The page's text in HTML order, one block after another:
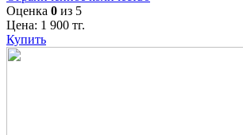
Оценка 0 из 5
Цена: 1 900 тг.
Купить